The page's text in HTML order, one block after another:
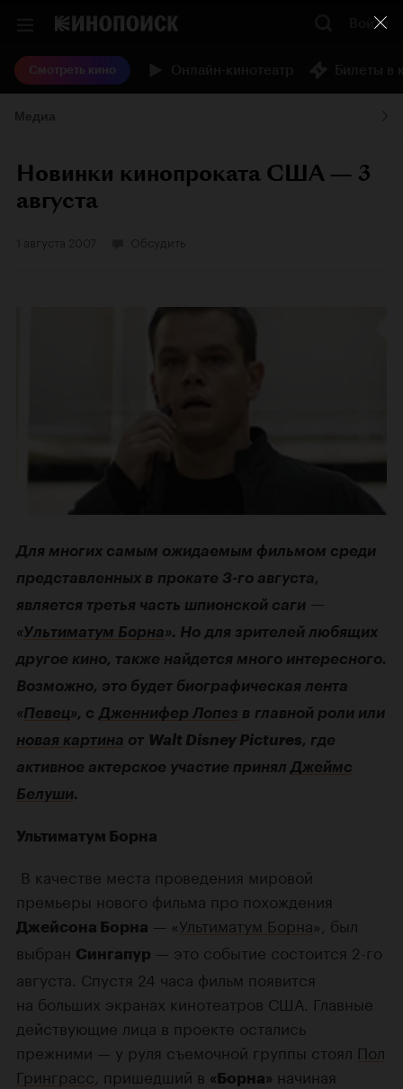
Войти
Смотреть кино
Новинки кинопроката США — 3
августа
Для многих самым ожидаемым фильмом среди
представленных в прокате 3-го августа,
является третья часть шпионской саги —
«Ультиматум Борна». Но для зрителей любящих
другое кино, также найдется много интересного.
Возможно, это будет биографическая лента
«Певец», с Дженнифер Лопез в главной роли или
новая картина от Walt Disney Pictures, где
активное актерское участие принял Джеймс
Белуши.
Ультиматум Борна
В качестве места проведения мировой
премьеры нового фильма про похождения
Джейсона Борна — «Ультиматум Борна», был
выбран Сингапур — это событие состоится 2-го
августа. Спустя 24 часа фильм появится
на больших экранах кинотеатров США. Главные
действующие лица в проекте остались
прежними — у руля съемочной группы стоял Пол
Гринграсс , пришедший в «Борна» начиная